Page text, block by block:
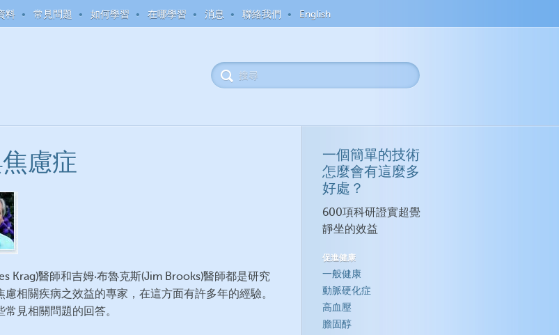
料 常見問題 如何學習 在哪學習 消息 聯絡我們 English
慮症
Krag)醫師和吉姆‧布魯克斯(Jim Brooks)醫師都是研究
慮相關疾病之效益的專家，在這方面有許多年的經驗。
見相關問題的回答。
一個簡單的技術
怎麼會有這麼多
好處？
600項科研證實超覺
靜坐的效益
促進健康
一般健康
動脈硬化症
高血壓
膽固醇